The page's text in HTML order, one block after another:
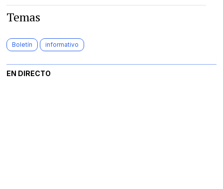
Temas
Boletín informativo
EN DIRECTO